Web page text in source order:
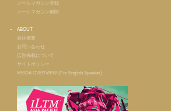
メールマガジン登録
メールマガジン解除
ABOUT
会社概要
お問い合わせ
広告掲載について
サイトポリシー
MEIDA OVERVIEW (For English Speaker)